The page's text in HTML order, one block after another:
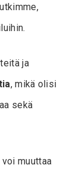
ja
, mikä olisi
sekä
voi muuttaa